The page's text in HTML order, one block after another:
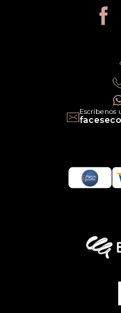
Política de
Política de
Política legal de
Escríbenos